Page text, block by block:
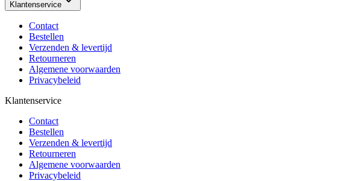
Klantenservice
Contact
Bestellen
Verzenden & levertijd
Retourneren
Algemene voorwaarden
Privacybeleid
Klantenservice
Contact
Bestellen
Verzenden & levertijd
Retourneren
Algemene voorwaarden
Privacybeleid